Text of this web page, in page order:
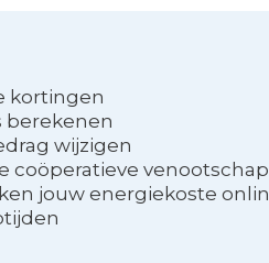
kortingen
berekenen
wijzigen
coöperatieve venootschap
jouw energiekoste